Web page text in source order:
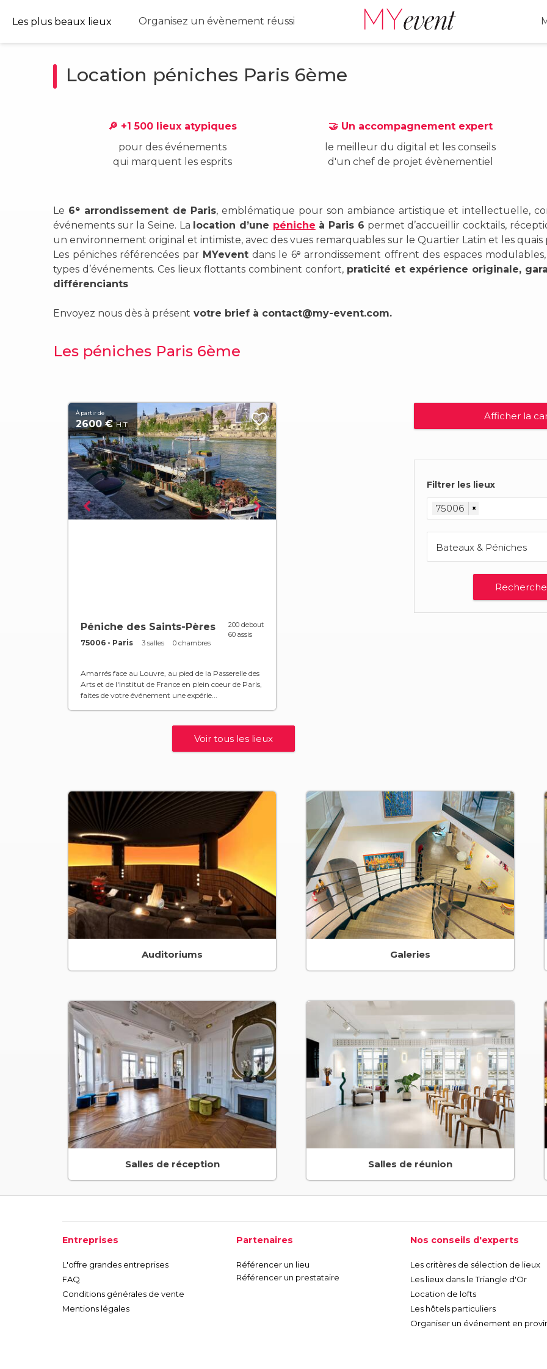
Les plus beaux lieux Organisez un évènement réussi
Location péniches Paris 6ème
🔎 +1 500 lieux atypiques
pour des événements
qui marquent les esprits
🤝 Un accompagnement expert
le meilleur du digital et les conseils
d'un chef de projet évènementiel
Le 6ᵉ arrondissement de Paris, emblématique pour son ambiance artistique et intellectuelle,
événements sur la Seine. La location d’une péniche à Paris 6 permet d’accueillir cocktails,
un environnement original et intimiste, avec des vues remarquables sur le Quartier Latin et les quais
Les péniches référencées par MYeventdans le 6ᵉ arrondissement offrent des espaces
types d’événements. Ces lieux flottants combinent confort, praticité et expérience originale,
différenciants
Envoyez nous dès à présent votre brief à contact@my-event.com.
Les péniches Paris 6ème
À partir de
2600 €H.T
Péniche des Saints-Pères
75006 - Paris 3 salles 0 chambres
200 debout
60 assis
Amarrés face au Louvre, au pied de la Passerelle des
Arts et de l'Institut de France en plein coeur de Paris,
faites de votre événement une expérie...
Voir tous les lieux
Afficher la
Filtrer les lieux
75006 ×
Bateaux & Péniches
Auditoriums Galeries
Salles de réception Salles de réunion
Entreprises
L'offre grandes entreprises
FAQ
Conditions générales de vente
Mentions légales
Partenaires
Référencer un lieu
Référencer un prestataire
Nos conseils d'experts
Les critères de sélection de lieux
Les lieux dans le Triangle d'Or
Location de lofts
Les hôtels particuliers
Organiser un événement en